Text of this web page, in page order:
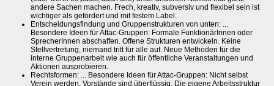
andere Sachen machen. Frech, kreativ, subversiv und flexibel sein ist
wichtiger als gefördert und mit festem Label.
Entscheidungsfindung und Gruppenstrukturen von unten: ...
Besondere Ideen für Attac-Gruppen: Formale FunktionärInnen oder
SprecherInnen abschaffen. Offene Strukturen entwickeln. Keine
Stellvertretung, niemand tritt für alle auf. Neue Methoden für die
interne Gruppenarbeit wie auch für öffentliche Veranstaltungen und
Aktionen ausprobieren.
Rechtsformen: ... Besondere Ideen für Attac-Gruppen: Nicht selbst
Verein werden. Vorstände sind überflüssig. Die eigene Arbeitsstruktur